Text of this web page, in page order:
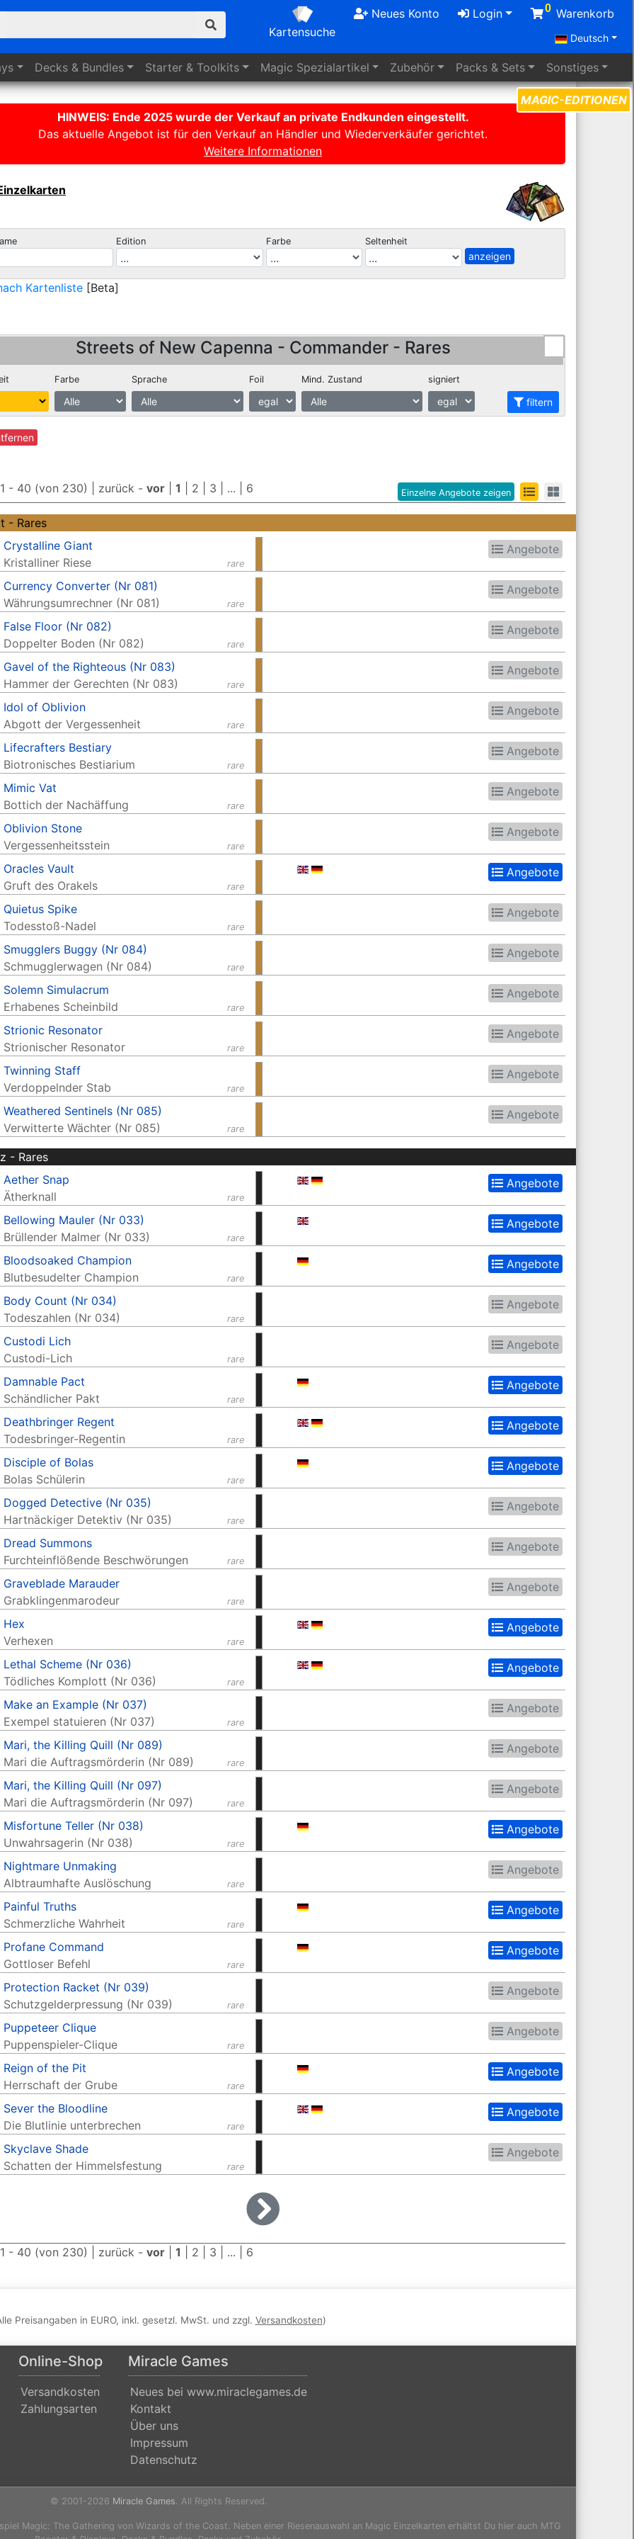
Kartensuche
Neues Konto Login 0 Warenkorb
Deutsch
Decks & Bundles Starter & Toolkits Magic Spezialartikel Zubehör Packs & Sets Sonstiges
MAGIC-EDITIONEN
HINWEIS: Ende 2025 wurde der Verkauf an private Endkunden eingestellt.
Das aktuelle Angebot ist für den Verkauf an Händler und Wiederverkäufer gerichtet.
Weitere Informationen
Edition Farbe Seltenheit
Kartenliste [Beta]
Streets of New Capenna - Commander - Rares
Farbe Sprache Foil Mind. Zustand signiert
filtern
Einzelne Angebote zeigen
- 40 (von 230) | zurück - vor 1 2 3 | ... | 6
- Rares
rare
Crystalline Giant
Kristalliner Riese
Angebote
rare
Currency Converter (Nr 081)
Währungsumrechner (Nr 081)
Angebote
rare
False Floor (Nr 082)
Doppelter Boden (Nr 082)
Angebote
rare
Gavel of the Righteous (Nr 083)
Hammer der Gerechten (Nr 083)
Angebote
rare
Idol of Oblivion
Abgott der Vergessenheit
Angebote
rare
Lifecrafters Bestiary
Biotronisches Bestiarium
Angebote
rare
Mimic Vat
Bottich der Nachäffung
Angebote
rare
Oblivion Stone
Vergessenheitsstein
Angebote
rare
Oracles Vault
Gruft des Orakels
Angebote
rare
Quietus Spike
Todesstoß-Nadel
Angebote
rare
Smugglers Buggy (Nr 084)
Schmugglerwagen (Nr 084)
Angebote
rare
Solemn Simulacrum
Erhabenes Scheinbild
Angebote
rare
Strionic Resonator
Strionischer Resonator
Angebote
rare
Twinning Staff
Verdoppelnder Stab
Angebote
rare
Weathered Sentinels (Nr 085)
Verwitterte Wächter (Nr 085)
Angebote
- Rares
rare
Aether Snap
Ätherknall
Angebote
rare
Bellowing Mauler (Nr 033)
Brüllender Malmer (Nr 033)
Angebote
rare
Bloodsoaked Champion
Blutbesudelter Champion
Angebote
rare
Body Count (Nr 034)
Todeszahlen (Nr 034)
Angebote
rare
Custodi Lich
Custodi-Lich
Angebote
rare
Damnable Pact
Schändlicher Pakt
Angebote
rare
Deathbringer Regent
Todesbringer-Regentin
Angebote
rare
Disciple of Bolas
Bolas Schülerin
Angebote
rare
Dogged Detective (Nr 035)
Hartnäckiger Detektiv (Nr 035)
Angebote
rare
Dread Summons
Furchteinflößende Beschwörungen
Angebote
rare
Graveblade Marauder
Grabklingenmarodeur
Angebote
rare
Hex
Verhexen
Angebote
rare
Lethal Scheme (Nr 036)
Tödliches Komplott (Nr 036)
Angebote
rare
Make an Example (Nr 037)
Exempel statuieren (Nr 037)
Angebote
rare
Mari, the Killing Quill (Nr 089)
Mari die Auftragsmörderin (Nr 089)
Angebote
rare
Mari, the Killing Quill (Nr 097)
Mari die Auftragsmörderin (Nr 097)
Angebote
rare
Misfortune Teller (Nr 038)
Unwahrsagerin (Nr 038)
Angebote
rare
Nightmare Unmaking
Albtraumhafte Auslöschung
Angebote
rare
Painful Truths
Schmerzliche Wahrheit
Angebote
rare
Profane Command
Gottloser Befehl
Angebote
rare
Protection Racket (Nr 039)
Schutzgelderpressung (Nr 039)
Angebote
rare
Puppeteer Clique
Puppenspieler-Clique
Angebote
rare
Reign of the Pit
Herrschaft der Grube
Angebote
rare
Sever the Bloodline
Die Blutlinie unterbrechen
Angebote
rare
Skyclave Shade
Schatten der Himmelsfestung
Angebote
- 40 (von 230) | zurück - vor 1 2 3 | ... | 6
Preisangaben in EURO, inkl. gesetzl. MwSt. und zzgl. Versandkosten)
Online-Shop
Versandkosten
Zahlungsarten
Miracle Games
Neues bei www.miraclegames.de
Kontakt
Über uns
Impressum
Datenschutz
© 2001-2026 Miracle Games. All Rights Reserved.
Magic: The Gathering von Wizards of the Coast. Neben einer Riesenauswahl an Magic Einzelkarten erhältst Du hier auch MTG